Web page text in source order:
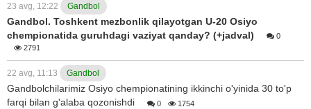
23 avg, 12:22 Gandbol
Gandbol. Toshkent mezbonlik qilayotgan U-20 Osiyo
chempionatida guruhdagi vaziyat qanday? (+jadval)
0
2791
22 avg, 11:13 Gandbol
Gandbolchilarimiz Osiyo chempionatining ikkinchi o'yinida 30 to'p
farqi bilan g'alaba qozonishdi
0 1754